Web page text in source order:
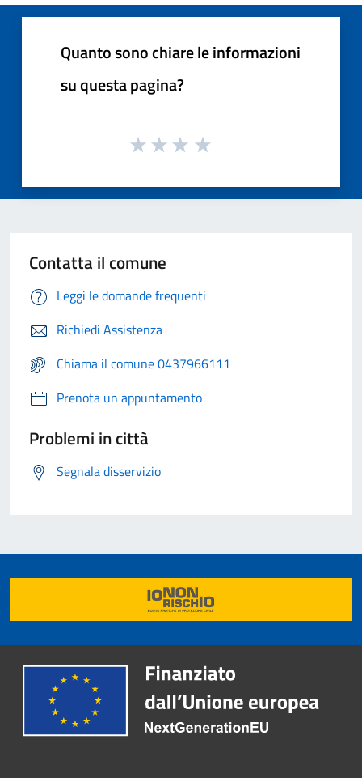
Quanto sono chiare le informazioni
su questa pagina?
Contatta il comune
Leggi le domande frequenti
Richiedi Assistenza
Chiama il comune 0437966111
Prenota un appuntamento
Problemi in città
Segnala disservizio